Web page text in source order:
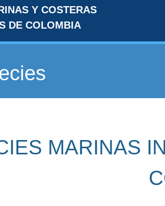
Y COSTERAS
DE COLOMBIA
MARINAS